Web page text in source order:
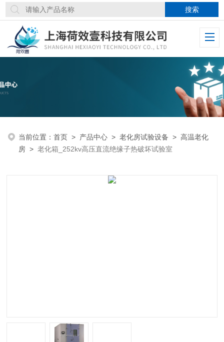
当前位置：首页 > 产品中心 >老化房试验设备 >高温老化
房 >老化箱_252kv高压直流绝缘子热破坏试验室